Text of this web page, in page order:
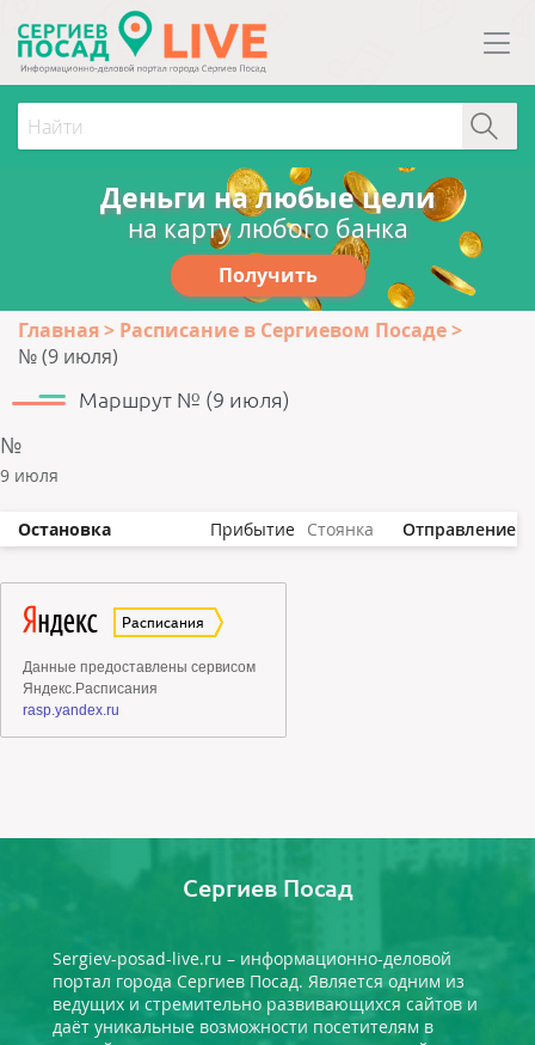
Деньги на любые цели
на карту любого банка
Получить
Главная
Расписание в Сергиевом Посаде
№ (9 июля)
Маршрут № (9 июля)
№
9 июля
Остановка Прибытие Стоянка Отправление
Сергиев Посад
Sergiev-posad-live.ru – информационно-деловой
портал города Сергиев Посад. Является одним из
ведущих и стремительно развивающихся сайтов и
даёт уникальные возможности посетителям в